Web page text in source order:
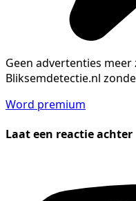
Geen advertenties meer
Bliksemdetectie.nl
Word premium
Laat een reactie achter